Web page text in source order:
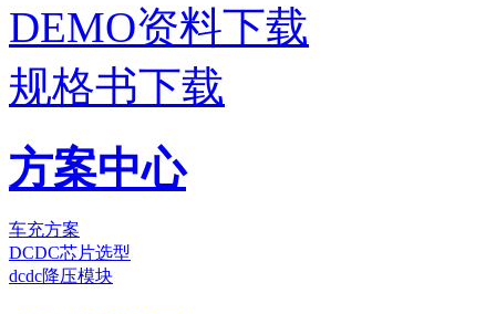
DEMO资料下载
规格书下载
方案中心
车充方案
DCDC芯片选型
dcdc降压模块